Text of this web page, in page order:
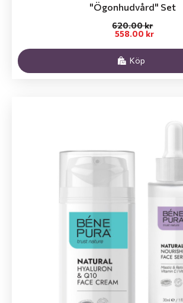
"Ögonhudvård" Set
558.00 kr
620.00 kr
Köp